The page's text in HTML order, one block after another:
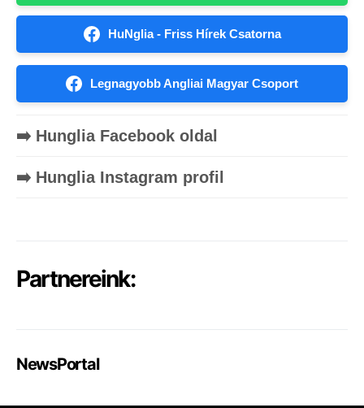
HuNglia - Friss Hírek Csatorna
Legnagyobb Angliai Magyar Csoport
➡️ Hunglia Facebook oldal
➡️ Hunglia Instagram profil
Partnereink:
NewsPortal